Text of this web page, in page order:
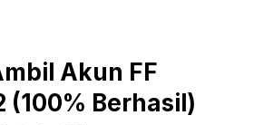
Akun FF
(100% Berhasil)